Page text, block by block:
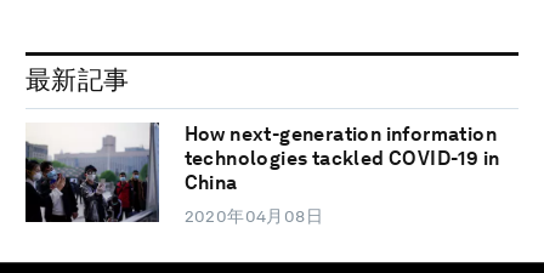
最新記事
How next-generation information
technologies tackled COVID-19 in
China
2020年04月08日